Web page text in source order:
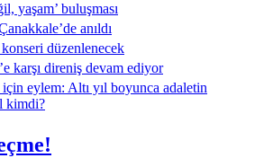
yaşam’ buluşması
anıldı
düzenlenecek
karşı direniş devam ediyor
eylem: Altı yıl boyunca adaletin
kimdi?